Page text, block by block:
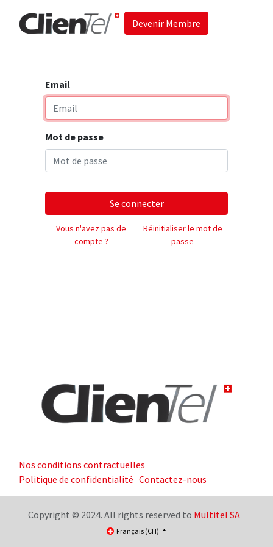
Devenir Membre
Email
Mot de passe
Se connecter
Vous n'avez pas de
compte ?
Réinitialiser le mot de
passe
Nos conditions contractuelles
Politique de confidentialité Contactez-nous
Copyright © 2024. All rights reserved to Multitel SA
Français (CH)